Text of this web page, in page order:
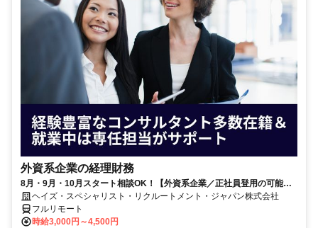
外資系企業の経理財務
8月・9月・10月スタート相談OK！【外資系企業／正社員登用の可能性
大／700万～800万／リモート勤務OK】経理財務
ヘイズ・スペシャリスト・リクルートメント・ジャパン株式会社
フルリモート
時給3,000円～4,500円